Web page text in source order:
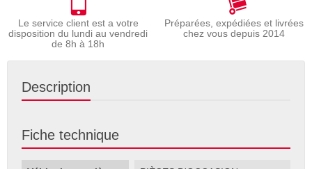
Le service client est a votre
disposition du lundi au vendredi
de 8h à 18h
Préparées, expédiées et livrées
chez vous depuis 2014
Description
Fiche technique